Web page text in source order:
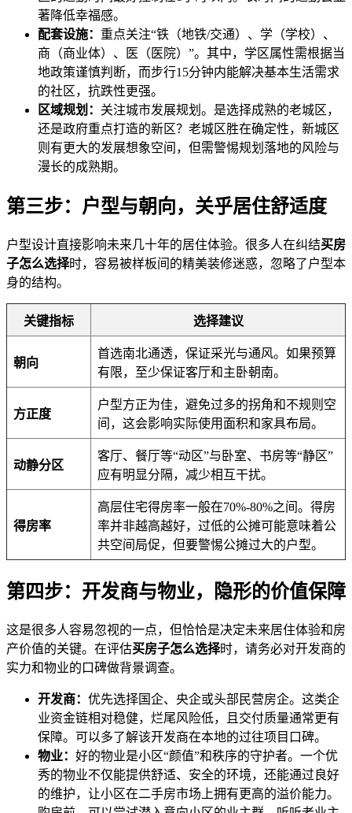
著降低幸福感。
配套设施： 重点关注“铁（地铁/交通）、学（学校）、
商（商业体）、医（医院）”。其中，学区属性需根据当
地政策谨慎判断，而步行15分钟内能解决基本生活需求
的社区，抗跌性更强。
区域规划： 关注城市发展规划。是选择成熟的老城区，
还是政府重点打造的新区？老城区胜在确定性，新城区
则有更大的发展想象空间，但需警惕规划落地的风险与
漫长的成熟期。
第三步：户型与朝向，关乎居住舒适度
户型设计直接影响未来几十年的居住体验。很多人在纠结买房
子怎么选择时，容易被样板间的精美装修迷惑，忽略了户型本
身的结构。
关键指标 选择建议
朝向
首选南北通透，保证采光与通风。如果预算
有限，至少保证客厅和主卧朝南。
方正度
户型方正为佳，避免过多的拐角和不规则空
间，这会影响实际使用面积和家具布局。
动静分区
客厅、餐厅等“动区”与卧室、书房等“静区”
应有明显分隔，减少相互干扰。
得房率
高层住宅得房率一般在70%-80%之间。得房
率并非越高越好，过低的公摊可能意味着公
共空间局促，但要警惕公摊过大的户型。
第四步：开发商与物业，隐形的价值保障
这是很多人容易忽视的一点，但恰恰是决定未来居住体验和房
产价值的关键。在评估买房子怎么选择时，请务必对开发商的
实力和物业的口碑做背景调查。
开发商： 优先选择国企、央企或头部民营房企。这类企
业资金链相对稳健，烂尾风险低，且交付质量通常更有
保障。可以多了解该开发商在本地的过往项目口碑。
物业： 好的物业是小区“颜值”和秩序的守护者。一个优
秀的物业不仅能提供舒适、安全的环境，还能通过良好
的维护，让小区在二手房市场上拥有更高的溢价能力。